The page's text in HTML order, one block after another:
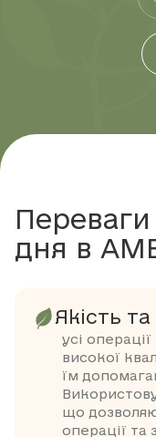
Переваги
дня в
Якість та
усі
високої
їм
що
операції та